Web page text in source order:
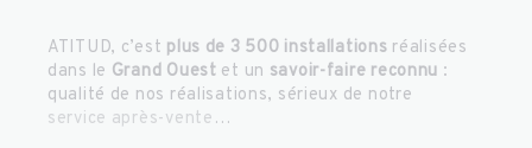
ATITUD, c’est plus de 3 500 installations réalisées
dans le Grand Ouest et un savoir-faire reconnu :
qualité de nos réalisations, sérieux de notre
service après-vente …